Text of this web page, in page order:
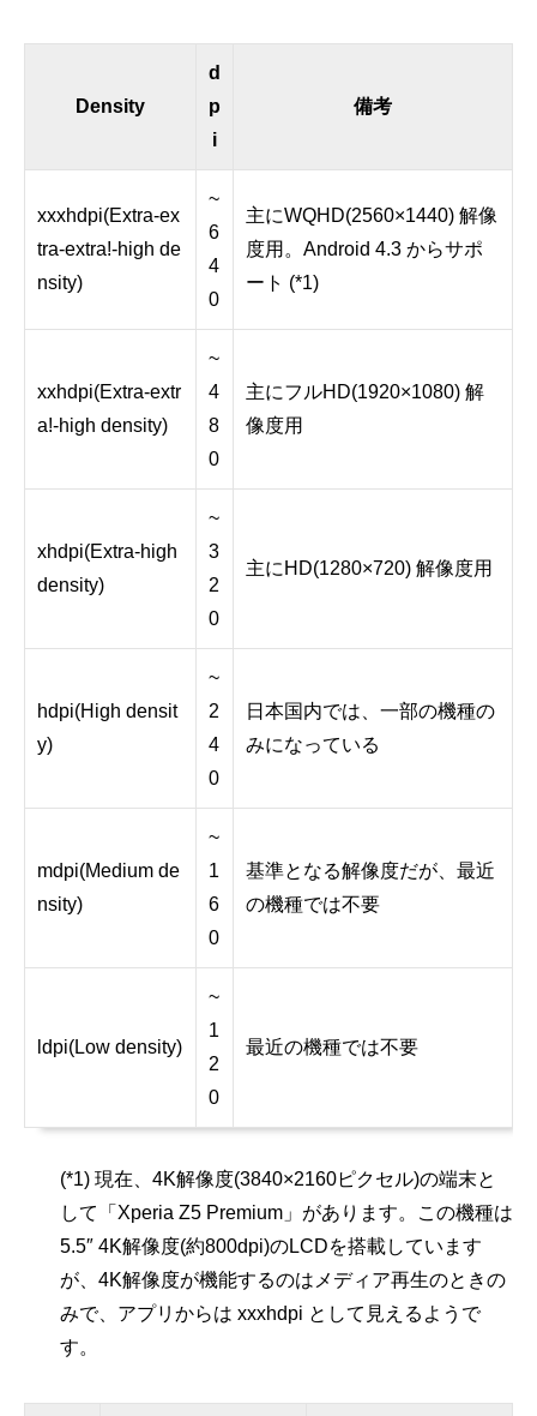
Density
d
p
i
備考
xxxhdpi(Extra-ex
tra-extra!-high de
nsity)
~
6
4
0
主にWQHD(2560×1440) 解像
度用。Android 4.3 からサポ
ート (*1)
xxhdpi(Extra-extr
a!-high density)
~
4
8
0
主にフルHD(1920×1080) 解
像度用
xhdpi(Extra-high
density)
~
3
2
0
主にHD(1280×720) 解像度用
hdpi(High densit
y)
~
2
4
0
日本国内では、一部の機種の
みになっている
mdpi(Medium de
nsity)
~
1
6
0
基準となる解像度だが、最近
の機種では不要
ldpi(Low density)
~
1
2
0
最近の機種では不要
(*1) 現在、4K解像度(3840×2160ピクセル)の端末と
して「Xperia Z5 Premium」があります。この機種は
5.5″ 4K解像度(約800dpi)のLCDを搭載しています
が、4K解像度が機能するのはメディア再生のときの
みで、アプリからは xxxhdpi として見えるようで
す。